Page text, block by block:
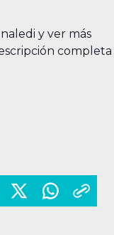
y ver más
completa